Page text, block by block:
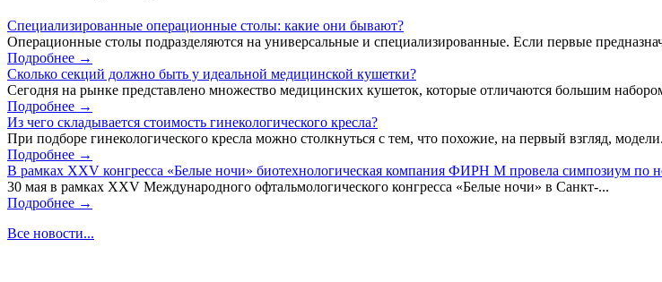
Специализированные операционные столы: какие они бывают?
Операционные столы подразделяются на универсальные и специализированные. Если первые
Подробнее →
Сколько секций должно быть у идеальной медицинской кушетки?
Сегодня на рынке представлено множество медицинских кушеток, которые отличаются большим
Подробнее →
Из чего складывается стоимость гинекологического кресла?
При подборе гинекологического кресла можно столкнуться с тем, что похожие, на первый взгляд,
Подробнее →
В рамках XXV конгресса «Белые ночи» биотехнологическая компания ФИРН М провела симпозиум по
30 мая в рамках XXV Международного офтальмологического конгресса «Белые ночи» в Санкт-...
Подробнее →
Все новости...